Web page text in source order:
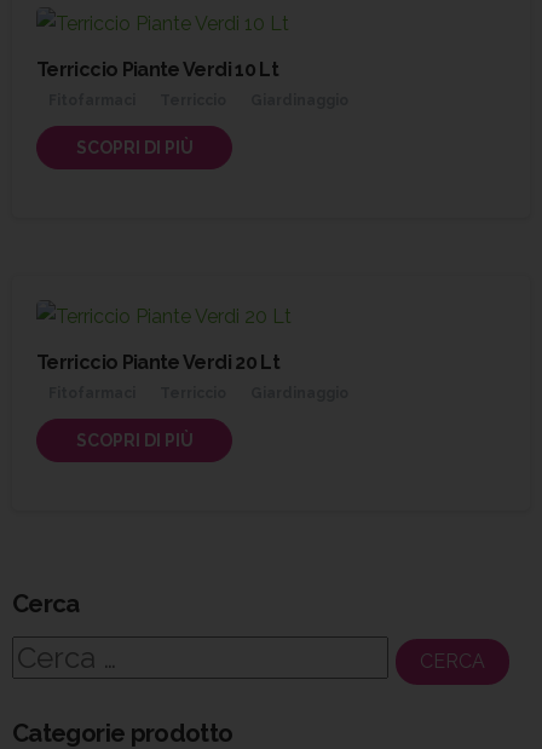
Terriccio Piante Verdi 10 Lt
SCOPRI DI PIÙ
Terriccio Piante Verdi 20 Lt
SCOPRI DI PIÙ
Cerca
Ricerca
Categorie prodotto